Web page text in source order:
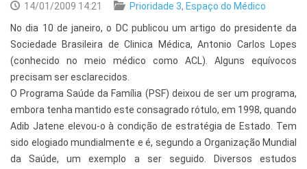
14/01/2009 14:21 Prioridade 3, Espaço do Médico
No dia 10 de janeiro, o DC publicou um artigo do presidente da
Sociedade Brasileira de Clinica Médica, Antonio Carlos Lopes
(conhecido no meio médico como ACL). Alguns equívocos
precisam ser esclarecidos.
O Programa Saúde da Família (PSF) deixou de ser um programa,
embora tenha mantido este consagrado rótulo, em 1998, quando
Adib Jatene elevou-o à condição de estratégia de Estado. Tem
sido elogiado mundialmente e é, segundo a Organização Mundial
da Saúde, um exemplo a ser seguido. Diversos estudos